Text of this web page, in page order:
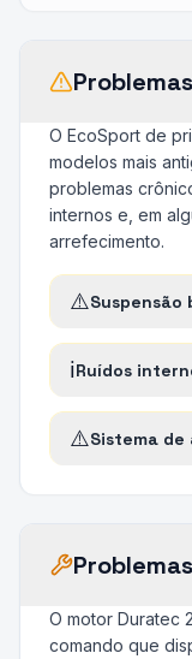
O EcoSport de
modelos mais
problemas
internos e, em
arrefecimento.
⚠️
ℹ️Ruídos
⚠️Sistema
O motor Duratec
comando que